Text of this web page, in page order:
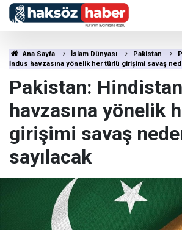
Ana Sayfa İslam Dünyası Pakistan
İndus havzasına yönelik her türlü girişimi savaş
Pakistan:
havzasına yönelik
girişimi savaş
sayılacak